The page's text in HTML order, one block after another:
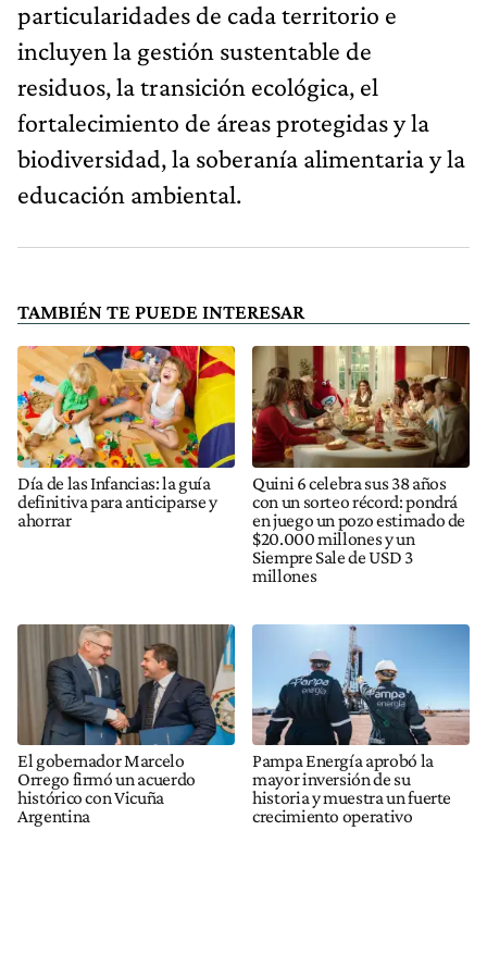
particularidades de cada territorio e
incluyen la gestión sustentable de
residuos, la transición ecológica, el
fortalecimiento de áreas protegidas y la
biodiversidad, la soberanía alimentaria y la
educación ambiental.
TAMBIÉN TE PUEDE INTERESAR
Día de las Infancias: la guía
definitiva para anticiparse y
ahorrar
Quini 6 celebra sus 38 años
con un sorteo récord: pondrá
en juego un pozo estimado de
$20.000 millones y un
Siempre Sale de USD 3
millones
El gobernador Marcelo
Orrego firmó un acuerdo
histórico con Vicuña
Argentina
Pampa Energía aprobó la
mayor inversión de su
historia y muestra un fuerte
crecimiento operativo